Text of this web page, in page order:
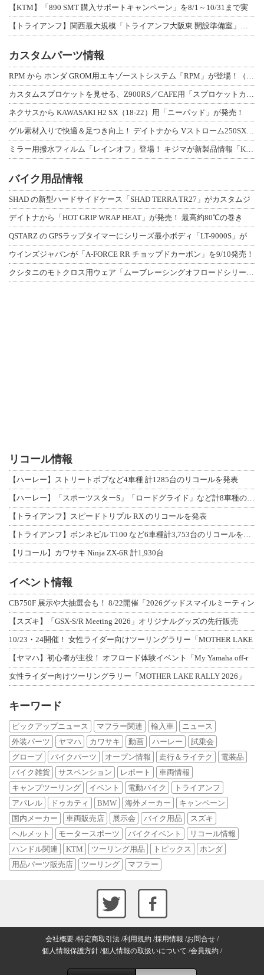
【KTM】「890 SMT 購入サポートキャンペーン」を8/1～10/31まで実
【トライアンフ】関西最大規模「トライアンフ大阪東 開設準備室」がオープン！ 限定
カスタムパーツ情報
RPM から ホンダ GROM用エキゾーストシステム「RPM」が登場！（動画あり
カスタムスプロケットを見せる、Z900RS／CAFE用「スプロケットカバーフルキ
ネクサスから KAWASAKI H2 SX（18-22）用「ニーパッド」が発売！
ゲル素材入りで快適＆足つき向上！ デイトナから Vストローム250SX用「快適ロ
ミラー用撥水フィルム「レインオフ」登場！ キジマが新製品情報「KIJIMA NE
バイク用品情報
SHAD の新型ハードサイドケース「SHAD TERRA TR27」がカスタムジ
デイトナから「HOT GRIP WRAP HEAT」が発売！ 最高約80℃の巻き
QSTARZ の GPSラップタイマーにシリーズ最小ボディ「LT-9000S」が
ウインズジャパンが「A-FORCE RR チョップドカーボン」を9/10発売！
クシタニのモトクロス用ウェア「ムーブレーシングオフロードシリーズ」3アイテムが登
リコール情報
【ハーレー】ストリートボブなど4車種 計1285台のリコールを発表
【ハーレー】「スポーツスターS」「ロードグライド」など計8車種のリコールを発表
【トライアンフ】スピードトリプル RX のリコールを発表
【トライアンフ】ボンネビル T100 など6車種計3,753台のリコールを発表
【リコール】カワサキ Ninja ZX-6R 計1,930台
イベント情報
CB750F 展示や大抽選会も！ 8/22開催「2026グッドスマイルミーティン
【スズキ】「GSX-S/R Meeting 2026」オリジナルグッズの先行販売
10/23・24開催！ 女性ライダー向けツーリングラリー「MOTHER LAKE
【ヤマハ】初心者が主役！ オフロード体験イベント「My Yamaha off-r
女性ライダー向けツーリングラリー「MOTHER LAKE RALLY 2026」
キーワード
ピックアップニュース マフラー関連 輸入車
ニュース
外装パーツ
ヤマハ カワサキ 動画 ハーレー
試乗会
グローブ
バイクパーツ オープン情報 走行＆ライテク
電装品
バイク雑貨
サスペンション レポート
車両情報
キャンプツーリング
イベント 電動バイク
トライアンフ
アパレル
ドゥカティ BMW 海外メーカー
キャンペーン
国内メーカー
車両販売店 展示会 バイク用品
スズキ
ヘルメット
モータースポーツ バイクイベント
リコール情報
ハンドル関連
KTM ツーリング用品 トピックス
ホンダ
用品パーツ販売店
ツーリング マフラー
会社概要 特定商取引法 利用規約 採用情報 お問合せ
個人情報保護方針 個人情報の取扱いについて 会員規約